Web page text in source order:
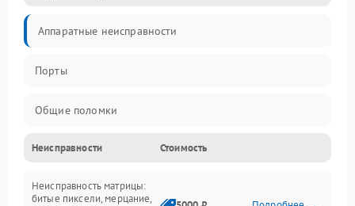
Аппаратные неисправности
Порты
Общие поломки
Устройства
Программные ошибки
Неисправности Стоимость
Неисправность матрицы:
битые пиксели, мерцание,